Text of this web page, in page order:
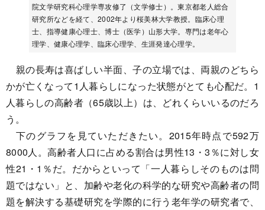
院文学研究科心理学専攻修了（文学修士）。東京都老人総合
研究所などを経て、2002年より桜美林大学教授。臨床心理
士、指導健康心理士、博士（医学）山形大学。専門は老年心
理学、健康心理学、臨床心理学、生涯発達心理学。
​ 親の長寿は喜ばしい半面、子の立場では、両親のどちら
かが亡くなって1人暮らしになった状態がとても心配だ。1
人暮らしの高齢者（65歳以上）は、どれくらいいるのだろ
う。
下のグラフを見ていただきたい。2015年時点で592万
8000人。高齢者人口に占める割合は男性13・3％に対し女
性21・1％だ。だからといって「一人暮らしそのものは問
題ではない」と、加齢や老化の科学的な研究や高齢者の問
題を解決する基礎研究を学際的に行う老年学の研究者で、